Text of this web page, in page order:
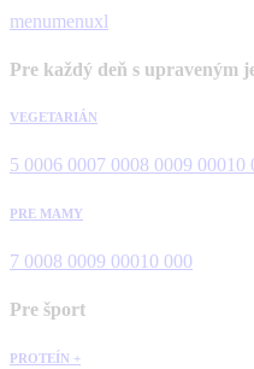
menumenuxl
Pre každý deň s upraveným
VEGETARIÁN
5 0006 0007 0008 0009 00010
PRE MAMY
7 0008 0009 00010 000
Pre šport
PROTEÍN +